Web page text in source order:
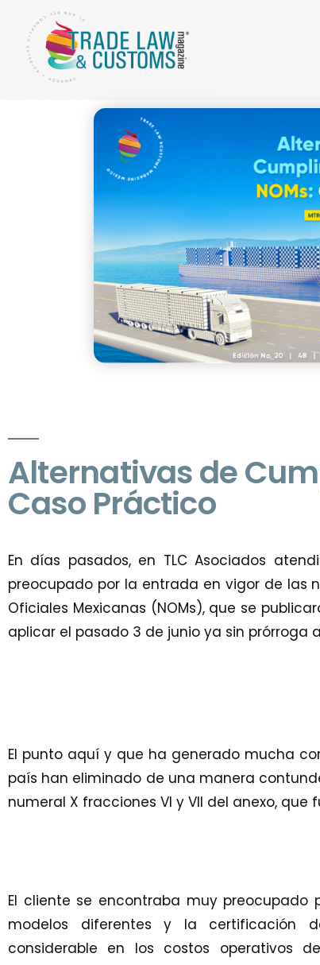
Alternativas de
Caso Práctico
En días pasados, en TLC Asociados
preocupado por la entrada en vigor de las
Oficiales Mexicanas (NOMs), que se
aplicar el pasado 3 de junio ya sin prórroga
El punto aquí y que ha generado mucha
país han eliminado de una manera
numeral X fracciones VI y VII del anexo,
El cliente se encontraba muy
modelos diferentes y la certificación
considerable en los costos operativos